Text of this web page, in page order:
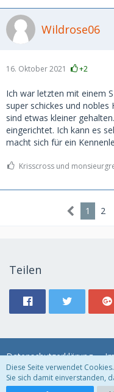
Wildrose06
16. Oktober 2021 +2
Ich war letzten mit einem
super schickes und nobles
sind etwas kleiner
eingerichtet. Ich kann es
macht sich für ein
Krisscross und
1 2
Teilen
Datenschutzerklärung
Diese Seite verwendet
Sie sich damit einverstanden,